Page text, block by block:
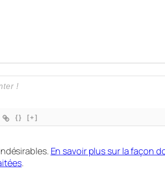
{} [+]
En savoir plus sur la façon
.